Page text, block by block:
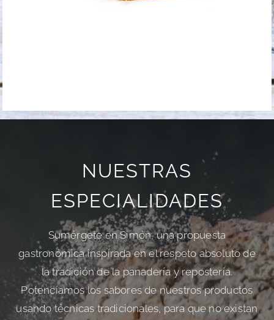
NUESTRAS
ESPECIALIDADES
Sumérgete en Simón, una propuesta
gastronómica inspirada en el respeto absoluto de
la tradición de la panadería y repostería.
Potenciamos los sabores de nuestros productos
usando técnicas tradicionales, para que no existan